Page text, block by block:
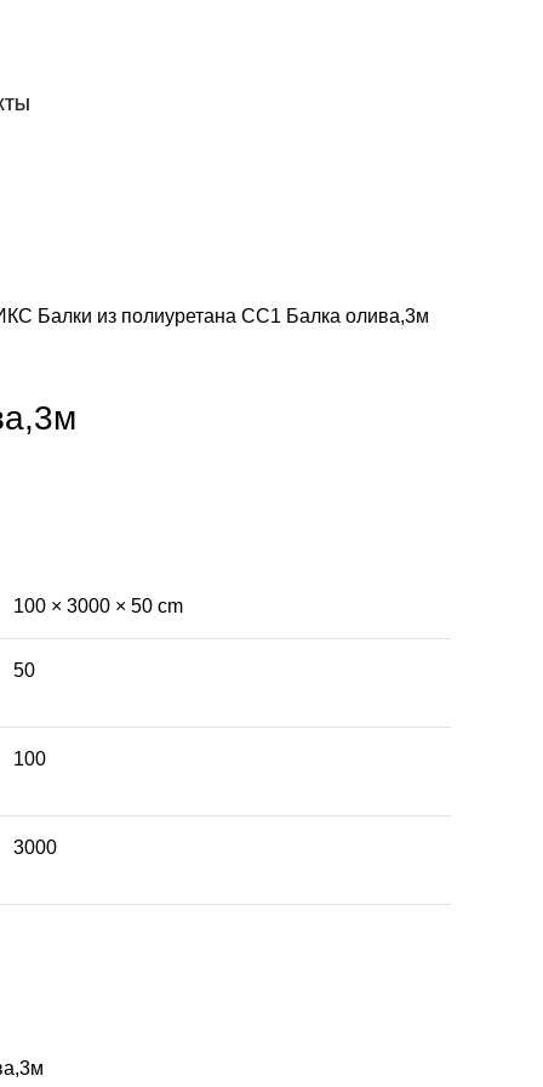
Балки из полиуретана СС1 Балка олива,3м
100 × 3000 × 50 cm
50
100
3000